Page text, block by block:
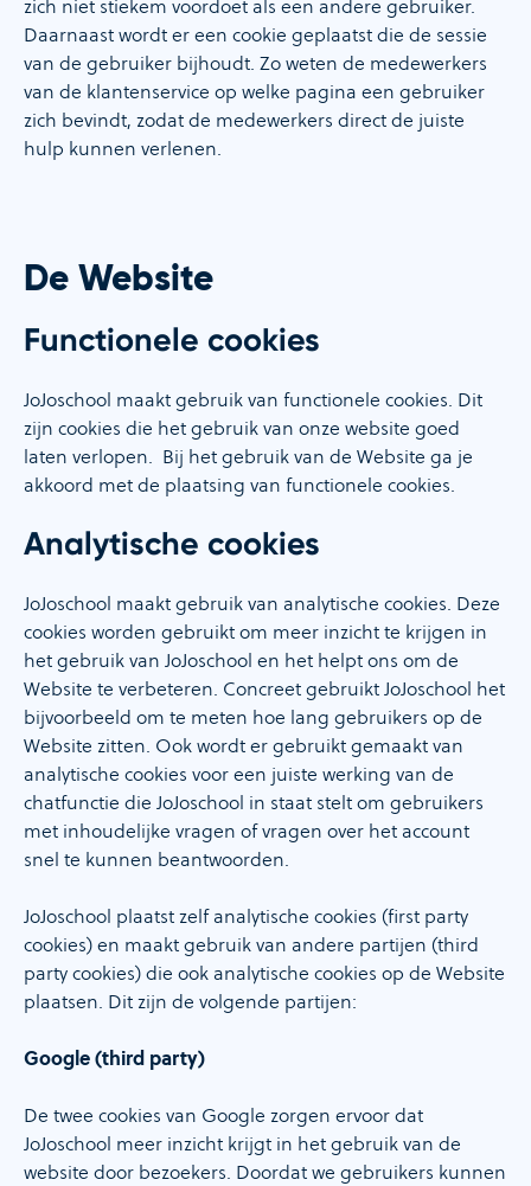
zich niet stiekem voordoet als een andere gebruiker.
Daarnaast wordt er een cookie geplaatst die de sessie
van de gebruiker bijhoudt. Zo weten de medewerkers
van de klantenservice op welke pagina een gebruiker
zich bevindt, zodat de medewerkers direct de juiste
hulp kunnen verlenen.
De Website
Functionele cookies
JoJoschool maakt gebruik van functionele cookies. Dit
zijn cookies die het gebruik van onze website goed
laten verlopen. Bij het gebruik van de Website ga je
akkoord met de plaatsing van functionele cookies.
Analytische cookies
JoJoschool maakt gebruik van analytische cookies. Deze
cookies worden gebruikt om meer inzicht te krijgen in
het gebruik van JoJoschool en het helpt ons om de
Website te verbeteren. Concreet gebruikt JoJoschool het
bijvoorbeeld om te meten hoe lang gebruikers op de
Website zitten. Ook wordt er gebruikt gemaakt van
analytische cookies voor een juiste werking van de
chatfunctie die JoJoschool in staat stelt om gebruikers
met inhoudelijke vragen of vragen over het account
snel te kunnen beantwoorden.
JoJoschool plaatst zelf analytische cookies (first party
cookies) en maakt gebruik van andere partijen (third
party cookies) die ook analytische cookies op de Website
plaatsen. Dit zijn de volgende partijen:
Google (third party)
De twee cookies van Google zorgen ervoor dat
JoJoschool meer inzicht krijgt in het gebruik van de
website door bezoekers. Doordat we gebruikers kunnen